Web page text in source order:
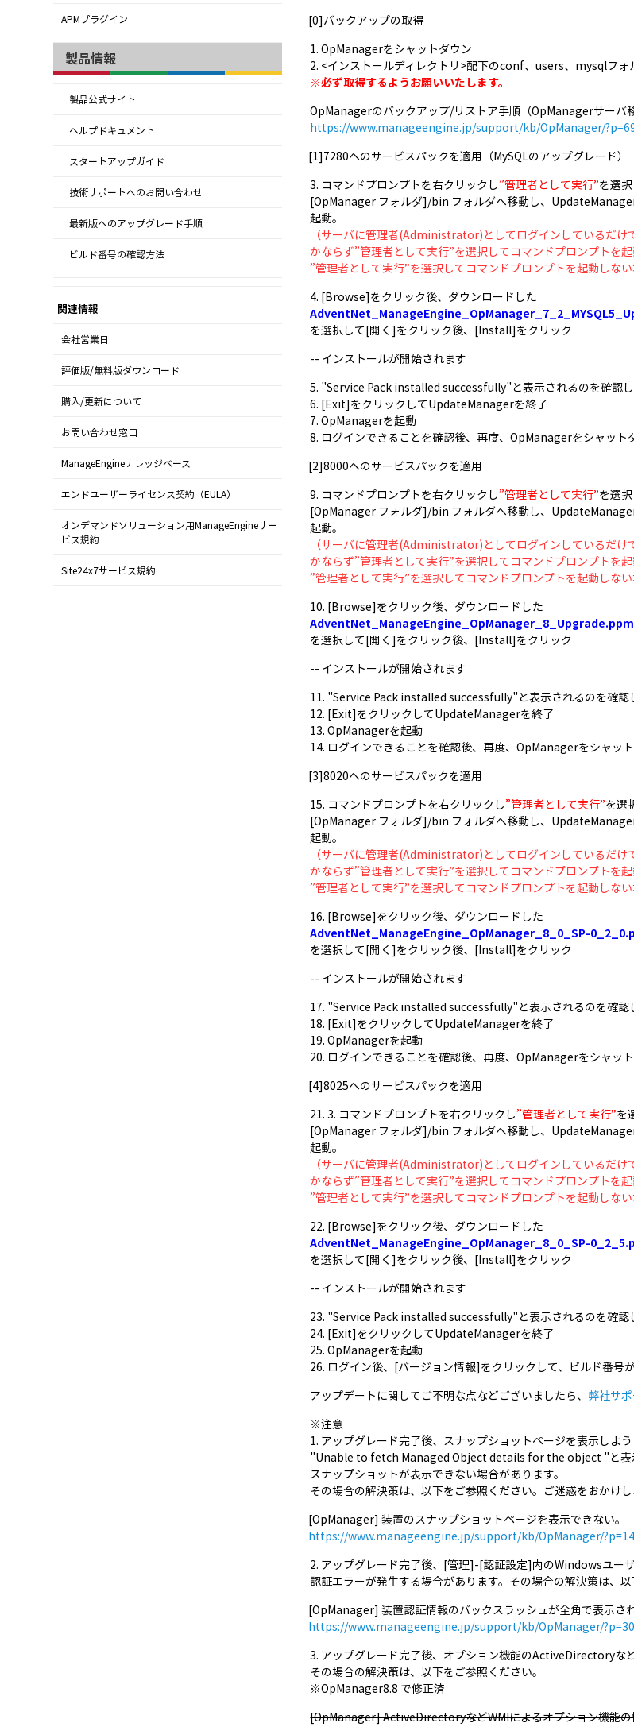
APMプラグイン
製品情報
製品公式サイト
ヘルプドキュメント
スタートアップガイド
技術サポートへのお問い合わせ
最新版へのアップグレード手順
ビルド番号の確認方法
関連情報
会社営業日
評価版/無料版ダウンロード
購入/更新について
お問い合わせ窓口
ManageEngineナレッジベース
エンドユーザーライセンス契約（EULA）
オンデマンドソリューション用ManageEngineサー
ビス規約
Site24x7サービス規約
[0]バックアップの取得
1. OpManagerをシャットダウン
2. <インストールディレクトリ>配下のconf、users、mysqlフォ
※必ず取得するようお願いいたします。
OpManagerのバックアップ/リストア手順（OpManagerサーバ移
https://www.manageengine.jp/support/kb/OpManager/
[1]7280へのサービスパックを適用（MySQLのアップグレード）
3. コマンドプロンプトを右クリックし”管理者として実行”を選
[OpManager フォルダ]/bin フォルダへ移動し、
起動。
（サーバに管理者(Administrator)としてログインしているだけ
かならず”管理者として実行”を選択してコマンドプロンプトを起
”管理者として実行”を選択してコマンドプロンプトを起動しな
4. [Browse]をクリック後、ダウンロードした
を選択して[開く]をクリック後、[Install]をクリック
-- インストールが開始されます
5. "Service Pack installed successfully"と表示されるのを確認
6. [Exit]をクリックしてUpdateManagerを終了
7. OpManagerを起動
8. ログインできることを確認後、再度、OpManagerをシャット
[2]8000へのサービスパックを適用
9. コマンドプロンプトを右クリックし”管理者として実行”を選
[OpManager フォルダ]/bin フォルダへ移動し、
起動。
（サーバに管理者(Administrator)としてログインしているだけ
かならず”管理者として実行”を選択してコマンドプロンプトを起
”管理者として実行”を選択してコマンドプロンプトを起動しな
10. [Browse]をクリック後、ダウンロードした
AdventNet_ManageEngine_OpManager_8_Upgrade.ppm
を選択して[開く]をクリック後、[Install]をクリック
-- インストールが開始されます
11. "Service Pack installed successfully"と表示されるのを確認
12. [Exit]をクリックしてUpdateManagerを終了
13. OpManagerを起動
14. ログインできることを確認後、再度、OpManagerをシャッ
[3]8020へのサービスパックを適用
15. コマンドプロンプトを右クリックし”管理者として実行”を選
[OpManager フォルダ]/bin フォルダへ移動し、
起動。
（サーバに管理者(Administrator)としてログインしているだけ
かならず”管理者として実行”を選択してコマンドプロンプトを起
”管理者として実行”を選択してコマンドプロンプトを起動しな
16. [Browse]をクリック後、ダウンロードした
AdventNet_ManageEngine_OpManager_8_0_SP-
を選択して[開く]をクリック後、[Install]をクリック
-- インストールが開始されます
17. "Service Pack installed successfully"と表示されるのを確認
18. [Exit]をクリックしてUpdateManagerを終了
19. OpManagerを起動
20. ログインできることを確認後、再度、OpManagerをシャッ
[4]8025へのサービスパックを適用
21. 3. コマンドプロンプトを右クリックし”管理者として実行”を
[OpManager フォルダ]/bin フォルダへ移動し、
起動。
（サーバに管理者(Administrator)としてログインしているだけ
かならず”管理者として実行”を選択してコマンドプロンプトを起
”管理者として実行”を選択してコマンドプロンプトを起動しな
22. [Browse]をクリック後、ダウンロードした
AdventNet_ManageEngine_OpManager_8_0_SP-
を選択して[開く]をクリック後、[Install]をクリック
-- インストールが開始されます
23. "Service Pack installed successfully"と表示されるのを確認
24. [Exit]をクリックしてUpdateManagerを終了
25. OpManagerを起動
26. ログイン後、[バージョン情報]をクリックして、ビルド番号
アップデートに関してご不明な点などございましたら、 弊社サ
※注意
1. アップグレード完了後、スナップショットページを表示しよう
"Unable to fetch Managed Object details for the object "と表
スナップショットが表示できない場合があります。
その場合の解決策は、以下をご参照ください。ご迷惑をおかけし
[OpManager] 装置のスナップショットページを表示できない。
https://www.manageengine.jp/support/kb/OpManager/
2. アップグレード完了後、[管理]-[認証設定]内のWindowsユー
認証エラーが発生する場合があります。その場合の解決策は、以
[OpManager] 装置認証情報のバックスラッシュが全角で表示され
https://www.manageengine.jp/support/kb/OpManager/
3. アップグレード完了後、オプション機能のActiveDirectoryな
その場合の解決策は、以下をご参照ください。
※OpManager8.8 で修正済
[OpManager] ActiveDirectoryなどWMIによるオプション機能